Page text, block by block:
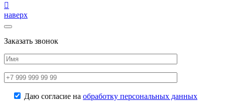
наверх
Заказать звонок
Даю согласие на обработку персональных данных